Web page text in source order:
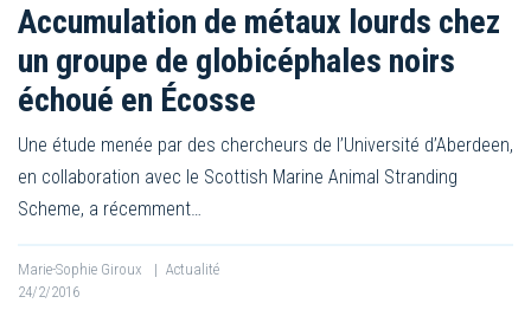
Accumulation de métaux lourds chez
un groupe de globicéphales noirs
échoué en Écosse
Une étude menée par des chercheurs de l’Université d’Aberdeen,
en collaboration avec le Scottish Marine Animal Stranding
Scheme, a récemment…
Marie-Sophie Giroux | Actualité
24/2/2016